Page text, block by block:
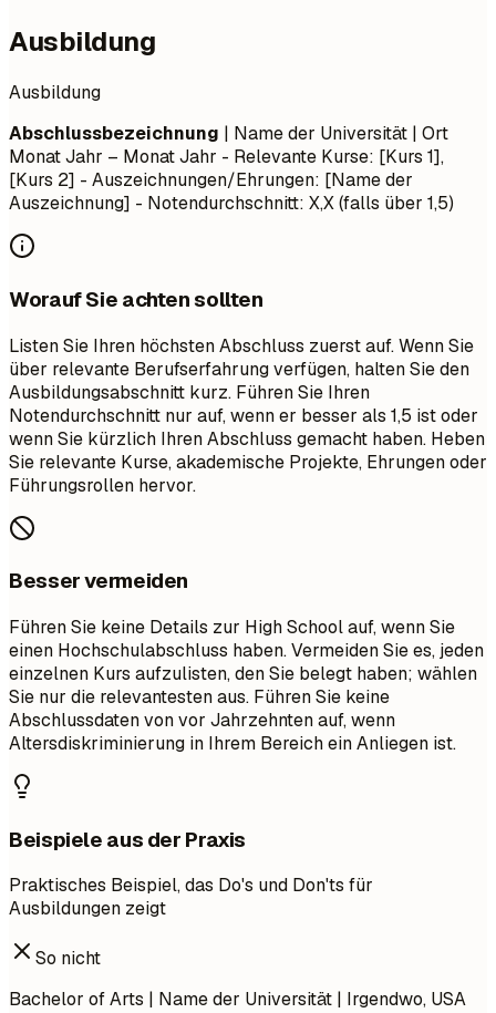
Ausbildung
Ausbildung
Abschlussbezeichnung | Name der Universität | Ort
Monat Jahr – Monat Jahr - Relevante Kurse: [Kurs 1],
[Kurs 2] - Auszeichnungen/Ehrungen: [Name der
Auszeichnung] - Notendurchschnitt: X,X (falls über 1,5)
Worauf Sie achten sollten
Listen Sie Ihren höchsten Abschluss zuerst auf. Wenn Sie
über relevante Berufserfahrung verfügen, halten Sie den
Ausbildungsabschnitt kurz. Führen Sie Ihren
Notendurchschnitt nur auf, wenn er besser als 1,5 ist oder
wenn Sie kürzlich Ihren Abschluss gemacht haben. Heben
Sie relevante Kurse, akademische Projekte, Ehrungen oder
Führungsrollen hervor.
Besser vermeiden
Führen Sie keine Details zur High School auf, wenn Sie
einen Hochschulabschluss haben. Vermeiden Sie es, jeden
einzelnen Kurs aufzulisten, den Sie belegt haben; wählen
Sie nur die relevantesten aus. Führen Sie keine
Abschlussdaten von vor Jahrzehnten auf, wenn
Altersdiskriminierung in Ihrem Bereich ein Anliegen ist.
Beispiele aus der Praxis
Praktisches Beispiel, das Do's und Don'ts für
Ausbildungen zeigt
So nicht
Bachelor of Arts | Name der Universität | Irgendwo, USA